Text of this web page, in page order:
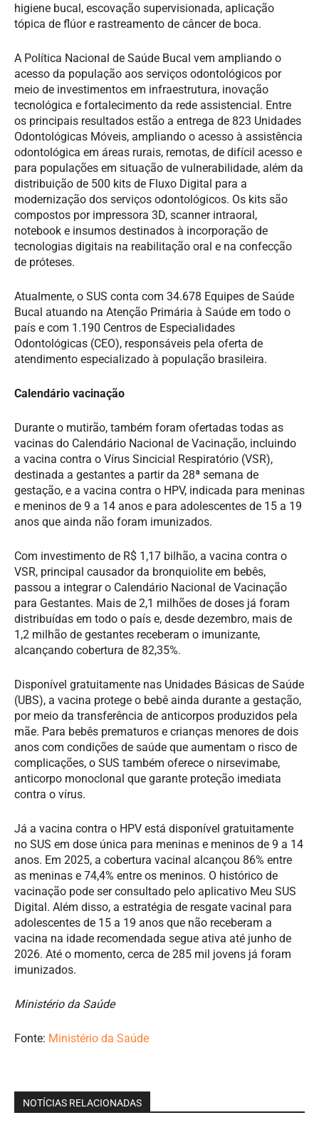
higiene bucal, escovação supervisionada, aplicação
tópica de flúor e rastreamento de câncer de boca.
A Política Nacional de Saúde Bucal vem ampliando o
acesso da população aos serviços odontológicos por
meio de investimentos em infraestrutura, inovação
tecnológica e fortalecimento da rede assistencial. Entre
os principais resultados estão a entrega de 823 Unidades
Odontológicas Móveis, ampliando o acesso à assistência
odontológica em áreas rurais, remotas, de difícil acesso e
para populações em situação de vulnerabilidade, além da
distribuição de 500 kits de Fluxo Digital para a
modernização dos serviços odontológicos. Os kits são
compostos por impressora 3D, scanner intraoral,
notebook e insumos destinados à incorporação de
tecnologias digitais na reabilitação oral e na confecção
de próteses.
Atualmente, o SUS conta com 34.678 Equipes de Saúde
Bucal atuando na Atenção Primária à Saúde em todo o
país e com 1.190 Centros de Especialidades
Odontológicas (CEO), responsáveis pela oferta de
atendimento especializado à população brasileira.
Calendário vacinação
Durante o mutirão, também foram ofertadas todas as
vacinas do Calendário Nacional de Vacinação, incluindo
a vacina contra o Vírus Sincicial Respiratório (VSR),
destinada a gestantes a partir da 28ª semana de
gestação, e a vacina contra o HPV, indicada para meninas
e meninos de 9 a 14 anos e para adolescentes de 15 a 19
anos que ainda não foram imunizados.
Com investimento de R$ 1,17 bilhão, a vacina contra o
VSR, principal causador da bronquiolite em bebês,
passou a integrar o Calendário Nacional de Vacinação
para Gestantes. Mais de 2,1 milhões de doses já foram
distribuídas em todo o país e, desde dezembro, mais de
1,2 milhão de gestantes receberam o imunizante,
alcançando cobertura de 82,35%.
Disponível gratuitamente nas Unidades Básicas de Saúde
(UBS), a vacina protege o bebê ainda durante a gestação,
por meio da transferência de anticorpos produzidos pela
mãe. Para bebês prematuros e crianças menores de dois
anos com condições de saúde que aumentam o risco de
complicações, o SUS também oferece o nirsevimabe,
anticorpo monoclonal que garante proteção imediata
contra o vírus.
Já a vacina contra o HPV está disponível gratuitamente
no SUS em dose única para meninas e meninos de 9 a 14
anos. Em 2025, a cobertura vacinal alcançou 86% entre
as meninas e 74,4% entre os meninos. O histórico de
vacinação pode ser consultado pelo aplicativo Meu SUS
Digital. Além disso, a estratégia de resgate vacinal para
adolescentes de 15 a 19 anos que não receberam a
vacina na idade recomendada segue ativa até junho de
2026. Até o momento, cerca de 285 mil jovens já foram
imunizados.
Ministério da Saúde
Fonte: Ministério da Saúde
NOTÍCIAS RELACIONADAS